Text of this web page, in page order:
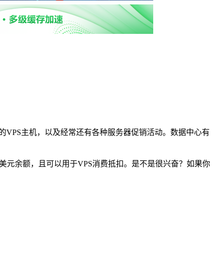
主机，以及经常还有各种服务器促销活动。数据中心有
元余额，且可以用于VPS消费抵扣。是不是很兴奋？如果你